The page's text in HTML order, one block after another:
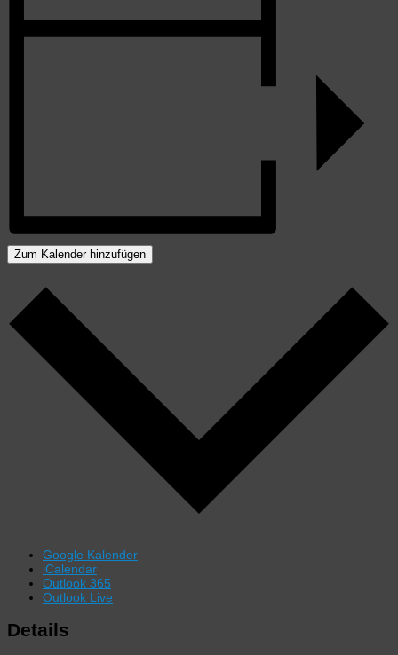
Zum Kalender hinzufügen
Google Kalender
iCalendar
Outlook 365
Outlook Live
Details